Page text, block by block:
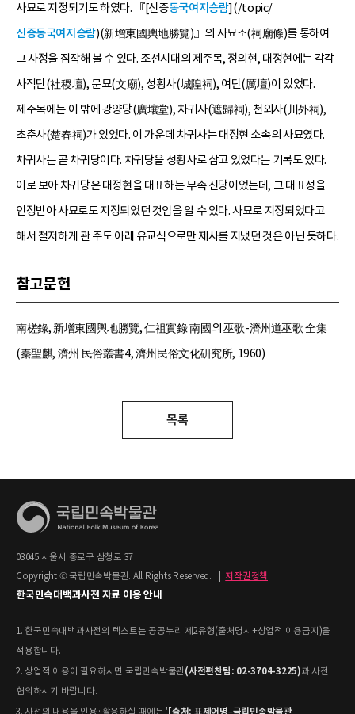
사묘로 지정되기도 하였다. 『[신증동국여지승람](/topic/
신증동국여지승람)(新增東國輿地勝覽)』의 사묘조(祠廟條)를 통하여
그 사정을 짐작해 볼 수 있다. 조선시대의 제주목, 정의현, 대정현에는 각각
사직단(社稷壇), 문묘(文廟), 성황사(城隍祠), 여단(厲壇)이 있었다.
제주목에는 이 밖에 광양당(廣壤堂), 차귀사(遮歸祠), 천외사(川外祠),
초춘사(楚春祠)가 있었다. 이 가운데 차귀사는 대정현 소속의 사묘였다.
차귀사는 곧 차귀당이다. 차귀당을 성황사로 삼고 있었다는 기록도 있다.
이로 보아 차귀당은 대정현을 대표하는 무속 신당이었는데, 그 대표성을
인정받아 사묘로도 지정되었던 것임을 알 수 있다. 사묘로 지정되었다고
해서 철저하게 관 주도 아래 유교식으로만 제사를 지냈던 것은 아닌 듯하다.
참고문헌
南槎錄, 新增東國輿地勝覽, 仁祖實錄 南國의 巫歌-濟州道巫歌 全集
(秦聖麒, 濟州 民俗叢書4, 濟州民俗文化硏究所, 1960)
목록
03045 서울시 종로구 삼청로 37
Copyright © 국립민속박물관. All Rights Reserved.
저작권정책
한국민속대백과사전 자료 이용 안내
1. 한국민속대백과사전의 텍스트는 공공누리 제2유형(출처명시+상업적 이용금지)을
적용합니다.
2. 상업적 이용이 필요하시면 국립민속박물관(사전편찬팀: 02-3704-3225)과 사전
협의하시기 바랍니다.
3. 사전의 내용을 인용·활용하실 때에는 ' [출처: 표제어명–국립민속박물관